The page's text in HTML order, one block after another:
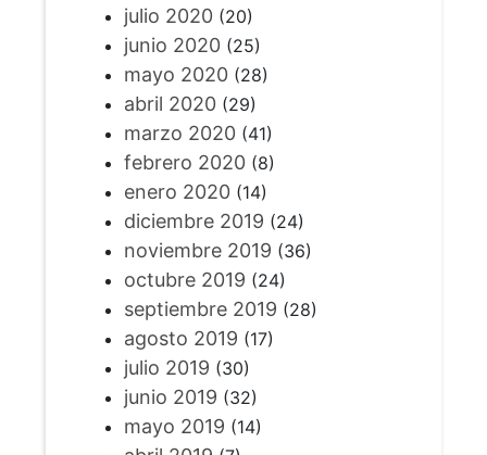
julio 2020(20)
junio 2020(25)
mayo 2020(28)
abril 2020(29)
marzo 2020(41)
febrero 2020(8)
enero 2020(14)
diciembre 2019 (24)
noviembre 2019 (36)
octubre 2019 (24)
septiembre 2019 (28)
agosto 2019 (17)
julio 2019 (30)
junio 2019 (32)
mayo 2019 (14)